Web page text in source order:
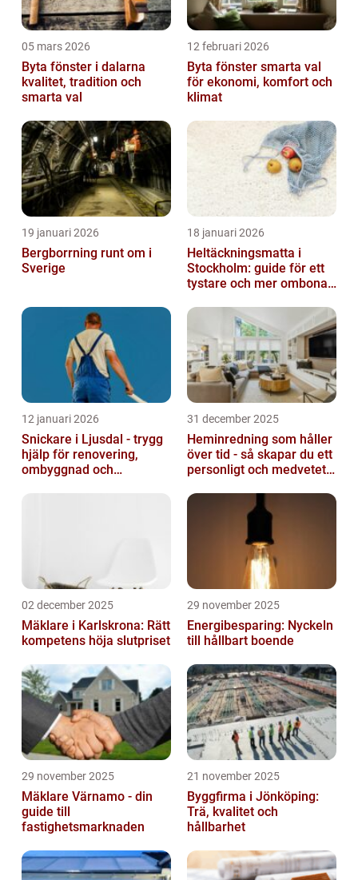
05 mars 2026
Byta fönster i dalarna
kvalitet, tradition och
smarta val
12 februari 2026
Byta fönster smarta val
för ekonomi, komfort och
klimat
19 januari 2026
Bergborrning runt om i
Sverige
18 januari 2026
Heltäckningsmatta i
Stockholm: guide för ett
tystare och mer ombonat
12 januari 2026
Snickare i Ljusdal - trygg
hjälp för renovering,
ombyggnad och
31 december 2025
Heminredning som håller
över tid - så skapar du ett
personligt och medvetet
02 december 2025
Mäklare i Karlskrona: Rätt
kompetens höja slutpriset
29 november 2025
Energibesparing: Nyckeln
till hållbart boende
29 november 2025
Mäklare Värnamo - din
guide till
fastighetsmarknaden
21 november 2025
Byggfirma i Jönköping:
Trä, kvalitet och
hållbarhet